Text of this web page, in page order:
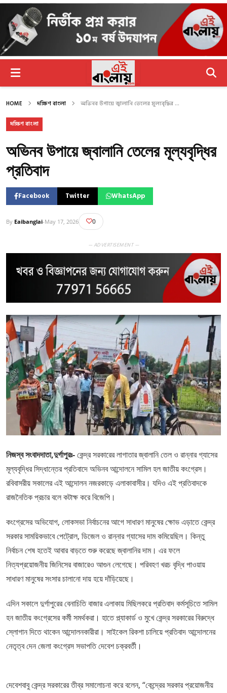
HOME দক্ষিণ বাংলা অভিনব উপায়ে জ্বালানি তেলের মূল্যবৃদ্ধির ...
দক্ষিণ বাংলা
অভিনব উপায়ে জ্বালানি তেলের মূল্যবৃদ্ধির
প্রতিবাদ
Facebook Twitter WhatsApp
By Eaibanglai-May 17, 2026 0
— ADVERTISEMENT —
নিজস্ব সংবাদদাতা,দুর্গাপুরঃ-কেন্দ্র সরকারের লাগাতার জ্বালানি তেল ও রান্নার গ্যাসের
মূল্যবৃদ্ধির সিদ্ধান্তের প্রতিবাদে অভিনব আন্দোলনে সামিল হল জাতীয় কংগ্রেস।
রবিবাসরীয় সকালের এই আন্দোলন নজরকাড়ে এলাকাবাসীর। যদিও এই প্রতিবাদকে
রাজনৈতিক প্রচার বলে কটাক্ষ করে বিজেপি।
কংগ্রেসের অভিযোগ, লোকসভা নির্বাচনের আগে সাধারণ মানুষের ক্ষোভ এড়াতে কেন্দ্র
সরকার সাময়িকভাবে পেট্রোল, ডিজেল ও রান্নার গ্যাসের দাম কমিয়েছিল। কিন্তু
নির্বাচন শেষ হতেই আবার বাড়তে শুরু করেছে জ্বালানির দাম। এর ফলে
নিত্যপ্রয়োজনীয় জিনিসের বাজারেও আগুন লেগেছে। পরিবহণ খরচ বৃদ্ধি পাওয়ায়
সাধারণ মানুষের সংসার চালানো দায় হয়ে দাঁড়িয়েছে।
এদিন সকালে দুর্গাপুরের বেনাচিতি বাজার এলাকায় মিছিলকরে প্রতিবাদ কর্মসূচিতে সামিল
হন জাতীয় কংগ্রেসের কর্মী সমর্থকরা। হাতে প্ল্যাকার্ড ও মুখে কেন্দ্র সরকারের বিরুদ্ধে
স্লোগান দিতে থাকেন আন্দোলনকারীরা। সাইকেল রিকশা চালিয়ে প্রতিবাদ আন্দোলনের
নেতৃত্ব দেন জেলা কংগ্রেস সভাপতি দেবেশ চক্রবর্তী।
দেবেশবাবু কেন্দ্র সরকারের তীব্র সমালোচনা করে বলেন, “কেন্দ্রের সরকার প্রয়োজনীয়